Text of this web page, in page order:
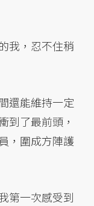
我，忍不住稍
還能維持一定
到了最前頭，
，圍成方陣護
第一次感受到